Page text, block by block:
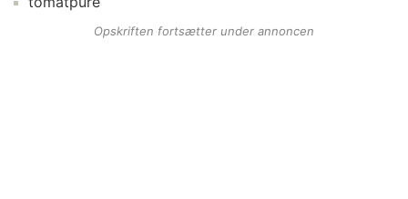
Opskriften fortsætter under annoncen